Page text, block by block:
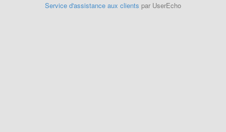
Service d'assistance aux clients par UserEcho